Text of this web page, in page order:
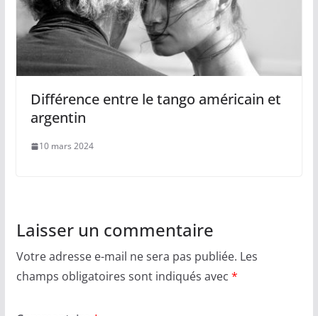
Différence entre le tango américain et
argentin
10 mars 2024
Laisser un commentaire
Votre adresse e-mail ne sera pas publiée. Les
champs obligatoires sont indiqués avec *